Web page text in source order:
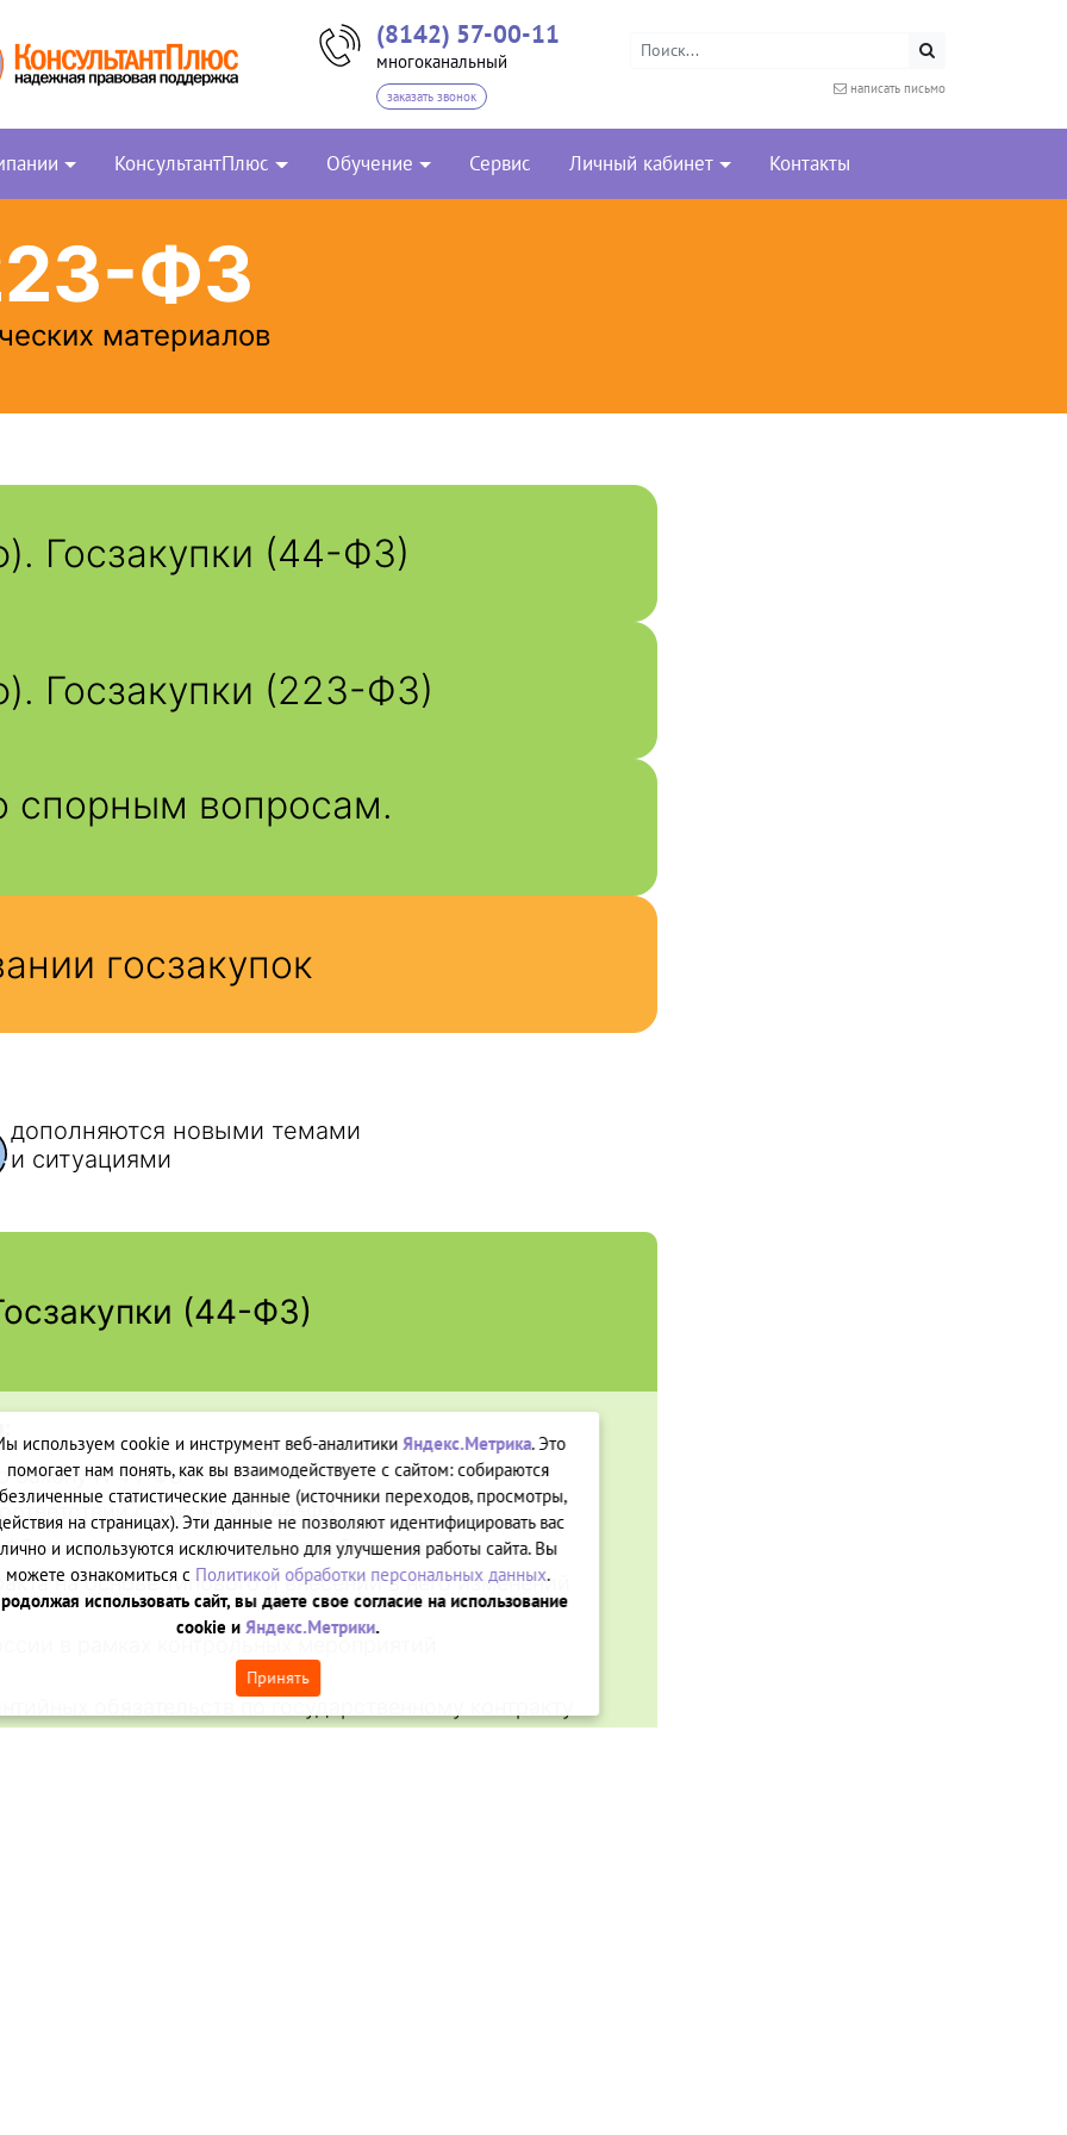
(8142) 57-00-11
многоканальный
заказать звонок
написать письмо
КонсультантПлюс Обучение Сервис Личный кабинет Контакты
используем cookie и инструмент веб-аналитики Яндекс.Метрика. Это
помогает нам понять, как вы взаимодействуете с сайтом: собираются
статистические данные (источники переходов, просмотры,
на страницах). Эти данные не позволяют идентифицировать вас
лично и используются исключительно для улучшения работы сайта. Вы
можете ознакомиться с Политикой обработки персональных данных.
использовать сайт, вы даете свое согласие на использование
cookie иЯндекс.Метрики.
Принять